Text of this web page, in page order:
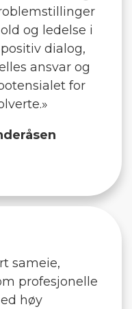
og ledelse i
dialog,
ansvar og
for
sameie,
profesjonelle
høy